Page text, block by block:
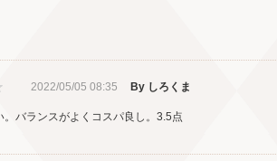
2022/05/05 08:35 By しろくま
バランスがよくコスパ良し。3.5点